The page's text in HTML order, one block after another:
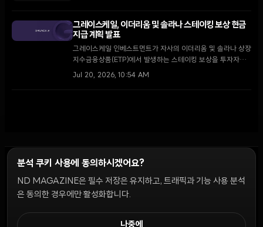
그레이스케일, 이더리움 및 솔라나 스테이킹 보상 현금
지급 계획 발표
그레이스케일 인베스트먼트가 자사의 이더리움 및 솔라나 상장
지수금융상품(ETP)에서 발생하는 스테이킹 보상을 투자자들
에게 정기적인 현금으로 지급할 계획이다.
Jul 20, 2026, 10:54 AM
윤리 원칙 Discord 봇캠페인 가이드커뮤니티 랭킹
쿠키 설정
분석 쿠키 사용에 동의하시겠어요?
ND MAGAZINE은 필수 저장은 유지하고, 트래픽과 기능 사용 분석
은 동의한 경우에만 활성화합니다.
나중에